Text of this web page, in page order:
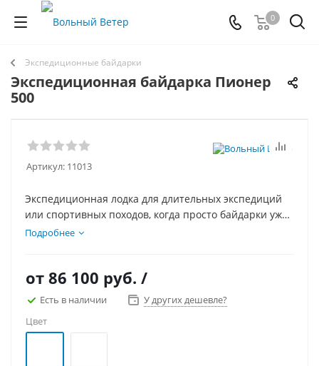
0
Экспедиционные байдарки
Экспедиционная байдарка Пионер
500
Артикул: 11013
Экспедиционная лодка для длительных экспедиций
или спортивных походов, когда просто байдарки уже
мало, а рафта много — это серия «Пионер».
самоотлив, что позволяет без проблем преодолевать
пороги. Проста в эксплуатации и ремонте в диких
условиях. Идеальна для экспедиций!
Подробнее
от 86 100 руб. /
Есть в наличии
У других дешевле?
Цвет